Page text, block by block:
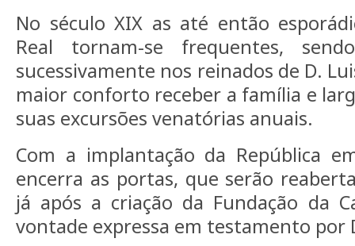
No século XIX as até então
Real tornam-se frequentes,
sucessivamente nos reinados de D.
maior conforto receber a família e
suas excursões venatórias anuais.
Com a implantação da República
encerra as portas, que serão
já após a criação da Fundação da
vontade expressa em testamento por